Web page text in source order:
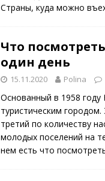
Страны, куда можно
Что
один день
15.11.2020 Polina
Основанный в 1958
туристическим
третий по количеству
молодых поселений на
нем есть что